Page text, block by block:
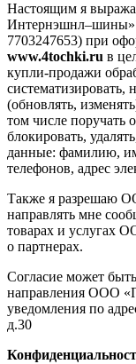
Настоящим я
7703247653) при
www.4tochki.ru в
купли-продажи
систематизировать,
(обновлять,
том числе поручать
блокировать,
данные: фамилию,
телефонов, адрес
Также я разрешаю
направлять мне
товарах и услугах
о партнерах.
Согласие может
направления ООО
уведомления по
д.30